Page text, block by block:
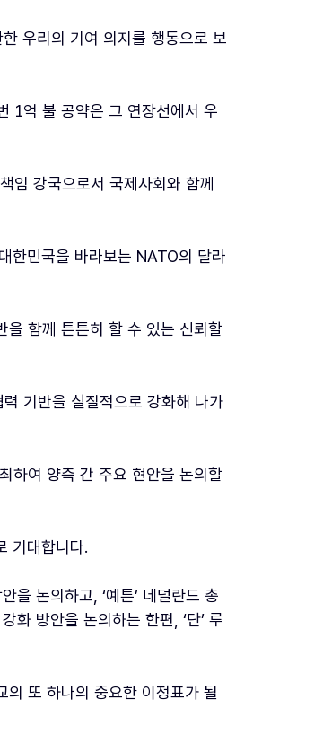
우리의 기여 의지를 행동으로 보
1억 불 공약은 그 연장선에서 우
임 강국으로서 국제사회와 함께
한민국을 바라보는 NATO의 달라
을 함께 튼튼히 할 수 있는 신뢰할
기반을 실질적으로 강화해 나가
하여 양측 간 주요 현안을 논의할
기대합니다.
을 논의하고, ‘예튼’ 네덜란드 총
화 방안을 논의하는 한편, ‘단’ 루
또 하나의 중요한 이정표가 될